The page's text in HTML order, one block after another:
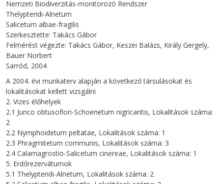
Nemzeti Biodiverzitás-monitorozó Rendszer
Thelypteridi-Alnetum
Salicetum albae-fragilis
Szerkesztette: Takács Gábor
Felmérést végezte: Takács Gábor, Keszei Balázs, Király Gergely,
Bauer Norbert
Sarród, 2004
A 2004. évi munkaterv alapján a következő társulásokat és
lokalitásokat kellett vizsgálni
2. Vizes élőhelyek
2.1 Junco obtusoflori-Schoenetum nigricantis, Lokalitások száma:
2
2.2 Nymphoidetum peltatae, Lokalitások száma: 1
2.3 Phragmitetum communis, Lokalitások száma: 3
2.4 Calamagrostio-Salicetum cinereae, Lokalitások száma: 1
5. Erdőrezervátumok
5.1 Thelypteridi-Alnetum, Lokalitások száma: 2